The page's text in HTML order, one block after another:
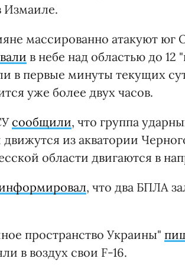
Измаиле.
массированно атакуют юг
в небе над областью до
в первые минуты текущих
уже более двух часов.
сообщили, что группа
из акватории
области двигаются в
, что два БПЛА
пространство Украины"
в воздух свои F-16.